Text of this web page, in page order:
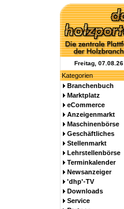
Freitag, 07.08.26
Kategorien
Branchenbuch
Marktplatz
eCommerce
Anzeigenmarkt
Maschinenbörse
Geschäftliches
Stellenmarkt
Lehrstellenbörse
Terminkalender
Newsanzeiger
'dhp'-TV
Downloads
Service